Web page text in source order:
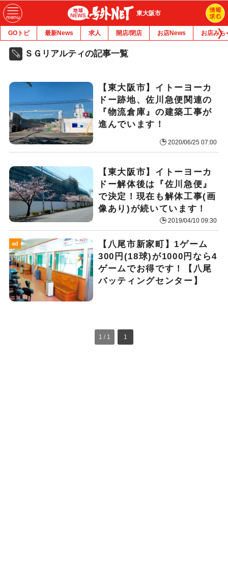
東大阪市
GOトピ 最新News 求人 開店/閉店 お店News お店みち
ＳＧリアルティの記事一覧
【東大阪市】イトーヨーカ
ドー跡地、佐川急便関連の
『物流倉庫』の建築工事が
進んでいます！
2020/06/25 07:00
【東大阪市】イトーヨーカ
ドー解体後は『佐川急便』
で決定！現在も解体工事(画
像あり)が続いています！
2019/04/10 09:30
ad
【八尾市新家町】1ゲーム
300円(18球)が1000円なら4
ゲームでお得です！【八尾
バッティングセンター】
1 / 1 1